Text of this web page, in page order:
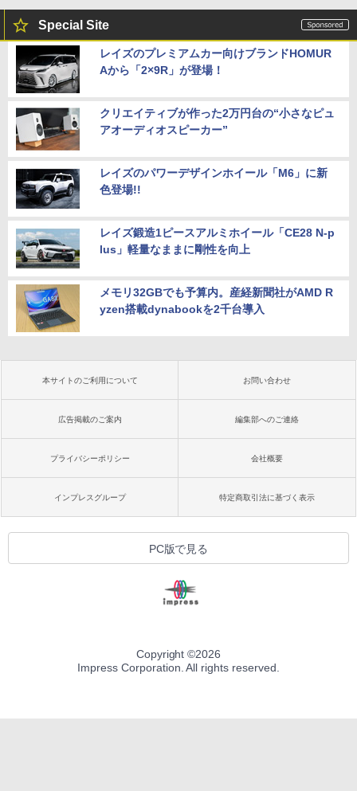
Special Site
レイズのプレミアムカー向けブランドHOMUR
Aから「2×9R」が登場！
クリエイティブが作った2万円台の“小さなピュ
アオーディオスピーカー”
レイズのパワーデザインホイール「M6」に新
色登場!!
レイズ鍛造1ピースアルミホイール「CE28 N-p
lus」軽量なままに剛性を向上
メモリ32GBでも予算内。産経新聞社がAMD R
yzen搭載dynabookを2千台導入
本サイトのご利用について お問い合わせ
広告掲載のご案内 編集部へのご連絡
プライバシーポリシー 会社概要
インプレスグループ 特定商取引法に基づく表示
PC版で見る
Copyright ©2026
Impress Corporation. All rights reserved.